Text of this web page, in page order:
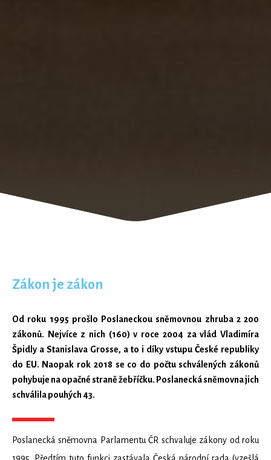
Zákon je zákon
Od roku 1995 prošlo Poslaneckou sněmovnou zhruba 2 200
zákonů. Nejvíce z nich (160) v roce 2004 za vlád Vladimíra
Špidly a Stanislava Grosse, a to i díky vstupu České republiky
do EU. Naopak rok 2018 se co do počtu schválených zákonů
pohybuje na opačné straně žebříčku. Poslanecká sněmovna jich
schválila pouhých 43.
Poslanecká sněmovna Parlamentu ČR schvaluje zákony od roku
1995. Předtím tuto funkci zastávala Česká národní rada (vzešlá